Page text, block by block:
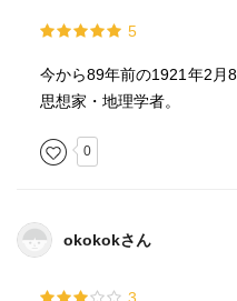
5
今から89年前の1921年2月
思想家・地理学者。
0
okokokさん